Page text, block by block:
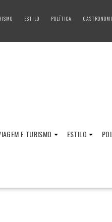
ESTILO POLÍTICA
E TURISMO ESTILO